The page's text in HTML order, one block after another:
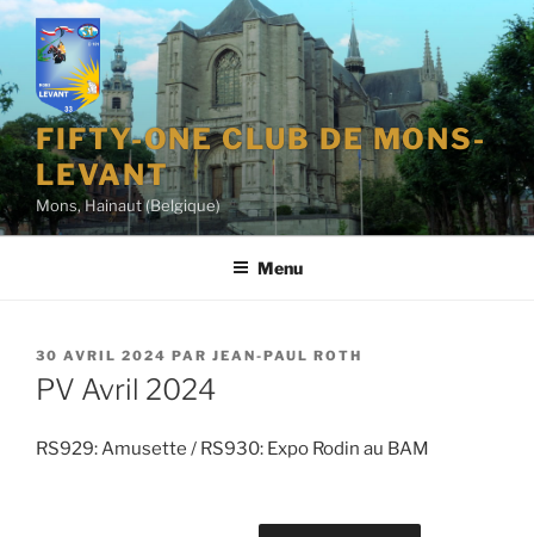
Aller
contenu
principal
FIFTY-ONE CLUB DE MONS-
LEVANT
Mons, Hainaut (Belgique)
Menu
PUBLIÉ
LE
30 AVRIL 2024 PAR JEAN-PAUL ROTH
PV Avril 2024
RS929: Amusette / RS930: Expo Rodin au BAM